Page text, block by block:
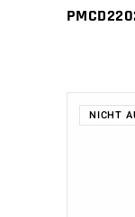
NICHT